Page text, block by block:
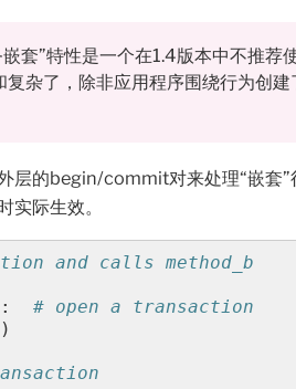
套”特性是一个在1.4版本中不推
杂了，除非应用程序围绕行为创
层的begin/commit对来处理“嵌套
实际生效。
and calls method_b
# open a transaction
)